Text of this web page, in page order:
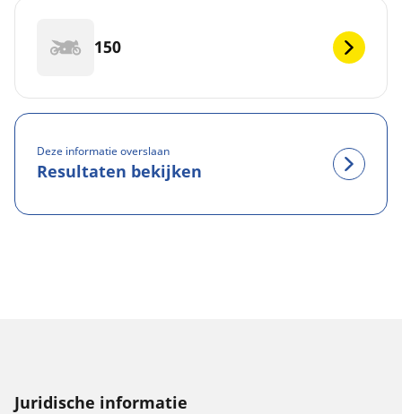
150
Deze informatie overslaan
Resultaten bekijken
Juridische informatie